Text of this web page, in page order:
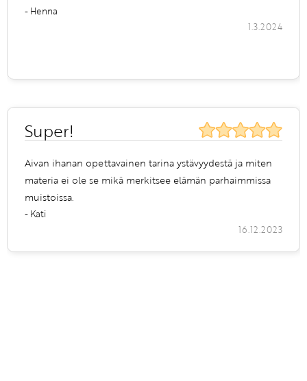
- Henna
1.3.2024
Super!
Aivan ihanan opettavainen tarina ystävyydestä ja miten
materia ei ole se mikä merkitsee elämän parhaimmissa
muistoissa.
- Kati
16.12.2023